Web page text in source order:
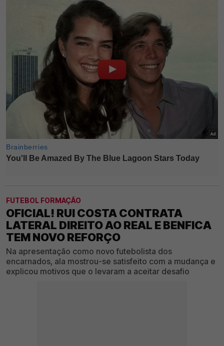
FUTEBOL FORMAÇÃO
OFICIAL! RUI COSTA CONTRATA
LATERAL DIREITO AO REAL E BENFICA
TEM NOVO REFORÇO
Na apresentação como novo futebolista dos
encarnados, ala mostrou-se satisfeito com a mudança e
explicou motivos que o levaram a aceitar desafio